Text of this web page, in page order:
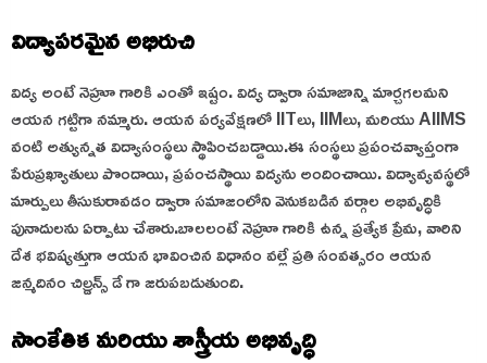
విద్యాపరమైన అభిరుచి
విద్య అంటే నెహ్రూ గారికి ఎంతో ఇష్టం. విద్య ద్వారా సమాజాన్ని మార్చగలమని
ఆయన గట్టిగా నమ్మారు. ఆయన పర్యవేక్షణలో IITలు, IIMలు, మరియు AIIMS
వంటి అత్యున్నత విద్యాసంస్థలు స్థాపించబడ్డాయి.ఈ సంస్థలు ప్రపంచవ్యాప్తంగా
పేరుప్రఖ్యాతులు పొందాయి, ప్రపంచస్థాయి విద్యను అందించాయి. విద్యావ్యవస్థలో
మార్పులు తీసుకురావడం ద్వారా సమాజంలోని వెనుకబడిన వర్గాల అభివృద్ధికి
పునాదులను ఏర్పాటు చేశారు.బాలలంటే నెహ్రూ గారికి ఉన్న ప్రత్యేక ప్రేమ, వారిని
దేశ భవిష్యత్తుగా ఆయన భావించిన విధానం వల్లే ప్రతి సంవత్సరం ఆయన
జన్మదినం చిల్డ్రన్స్ డే గా జరుపబడుతుంది.
సాంకేతిక మరియు శాస్త్రీయ అభివృద్ధి